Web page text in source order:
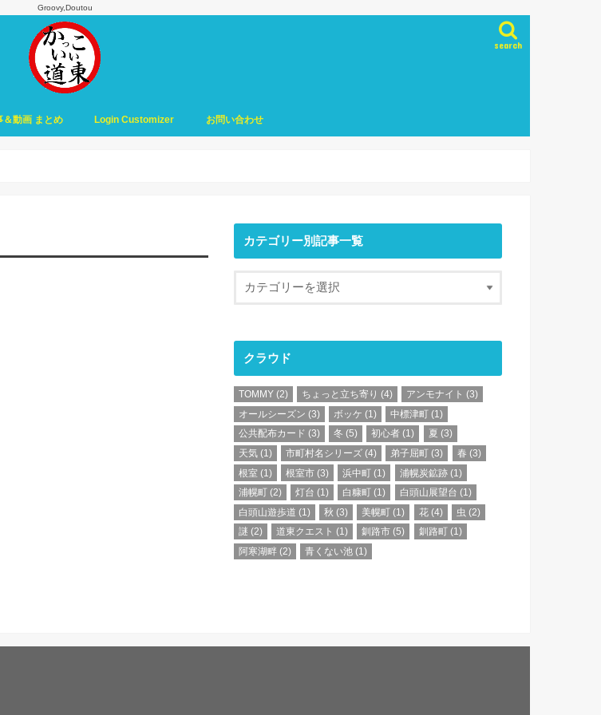
Groovy,Doutou
search
＆動画 まとめ Login Customizer お問い合わせ
カテゴリー別記事一覧
クラウド
TOMMY (2) ちょっと立ち寄り (4) アンモナイト (3)
オールシーズン (3) ボッケ (1) 中標津町 (1)
公共配布カード (3) 冬 (5) 初心者 (1) 夏 (3)
天気 (1) 市町村名シリーズ (4) 弟子屈町 (3) 春 (3)
根室 (1) 根室市 (3) 浜中町 (1) 浦幌炭鉱跡(1)
浦幌町 (2) 灯台 (1) 白糠町 (1) 白頭山展望台 (1)
白頭山遊歩道 (1) 秋 (3) 美幌町 (1) 花(4) 虫 (2)
謎 (2) 道東クエスト (1) 釧路市 (5) 釧路町(1)
阿寒湖畔 (2) 青くない池 (1)